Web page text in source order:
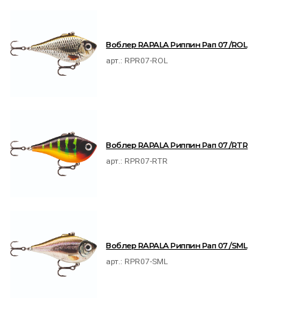
Воблер RAPALA Риппин Рап 07 /ROL
арт.: RPR07-ROL
Воблер RAPALA Риппин Рап 07 /RTR
арт.: RPR07-RTR
Воблер RAPALA Риппин Рап 07 /SML
арт.: RPR07-SML